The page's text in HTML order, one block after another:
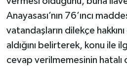
Anayasası’nın 76’ıncı
vatandaşların dilekçe
aldığını belirterek, konu ile
cevap verilmemesinin